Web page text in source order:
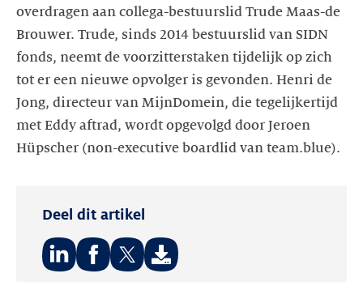
overdragen aan collega-bestuurslid Trude Maas-de
Brouwer. Trude, sinds 2014 bestuurslid van SIDN
fonds, neemt de voorzitterstaken tijdelijk op zich
tot er een nieuwe opvolger is gevonden. Henri de
Jong, directeur van MijnDomein, die tegelijkertijd
met Eddy aftrad, wordt opgevolgd door Jeroen
Hüpscher (non-executive boardlid van team.blue).
Deel dit artikel